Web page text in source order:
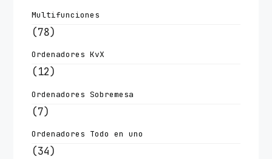
Multifunciones
(78)
Ordenadores KvX
(12)
Ordenadores Sobremesa
(7)
Ordenadores Todo en uno
(34)